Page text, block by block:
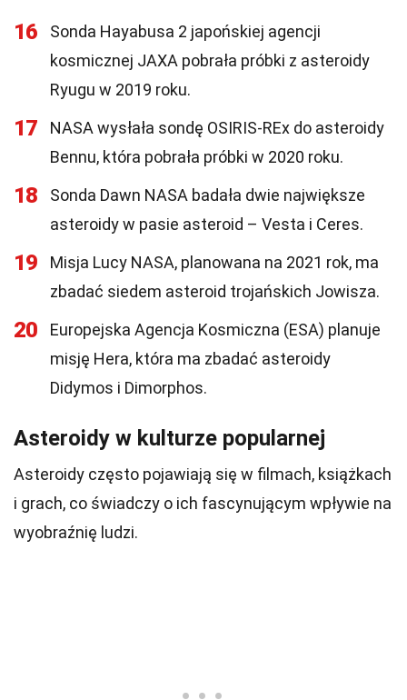
16
Sonda Hayabusa 2 japońskiej agencji
kosmicznej JAXA pobrała próbki z asteroidy
Ryugu w 2019 roku.
17
NASA wysłała sondę OSIRIS-REx do asteroidy
Bennu, która pobrała próbki w 2020 roku.
18
Sonda Dawn NASA badała dwie największe
asteroidy w pasie asteroid – Vesta i Ceres.
19
Misja Lucy NASA, planowana na 2021 rok, ma
zbadać siedem asteroid trojańskich Jowisza.
20
Europejska Agencja Kosmiczna (ESA) planuje
misję Hera, która ma zbadać asteroidy
Didymos i Dimorphos.
Asteroidy w kulturze popularnej
Asteroidy często pojawiają się w filmach, książkach
i grach, co świadczy o ich fascynującym wpływie na
wyobraźnię ludzi.